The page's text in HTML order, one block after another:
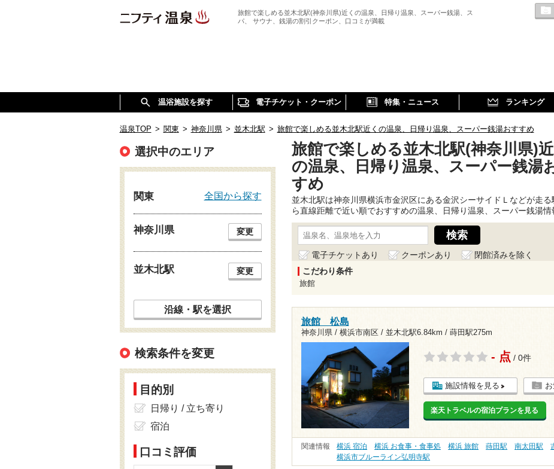
旅館で楽しめる並木北駅(神奈川県)近くの温泉、日帰り温泉、スーパー銭湯、ス
パ、 サウナ、銭湯の割引クーポン、口コミが満載
温浴施設を探す 電子チケット・クーポン 特集・ニュース ランキング
温泉TOP > 関東 > 神奈川県 > 並木北駅 > 旅館で楽しめる並木北駅近くの温泉、日帰り温泉、スーパー銭湯おすすめ
旅館で楽しめる並木北駅(神奈川県)近
の温泉、日帰り温泉、スーパー銭湯
すめ
並木北駅は神奈川県横浜市金沢区にある金沢シーサイドＬなどが走
ら直線距離で近い順でおすすめの温泉、日帰り温泉、スーパー銭湯情
電子チケットあり クーポンあり
閉館済みを除く
こだわり条件
旅館
旅館 松島
神奈川県 / 横浜市南区 / 並木北駅6.84km / 蒔田駅275m
- 点 / 0件
施設情報を見る
楽天トラベルの宿泊プランを見る
関連情報 横浜 宿泊 横浜 お食事・食事処 横浜 旅館 蒔田駅 南太田駅
横浜市ブルーライン弘明寺駅
選択中のエリア
関東 全国から探す
神奈川県 変更
並木北駅 変更
沿線・駅を選択
検索条件を変更
目的別
日帰り / 立ち寄り
宿泊
口コミ評価